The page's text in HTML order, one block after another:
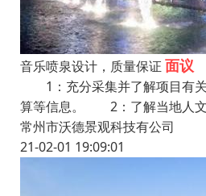
音乐喷泉设计，质量保证 面议
1：充分采集并了解项目有关
算等信息。 2：了解当地人文
常州市沃德景观科技有公司
21-02-01 19:09:01